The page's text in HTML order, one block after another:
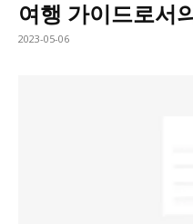
여행 가이드로서
2023-05-06